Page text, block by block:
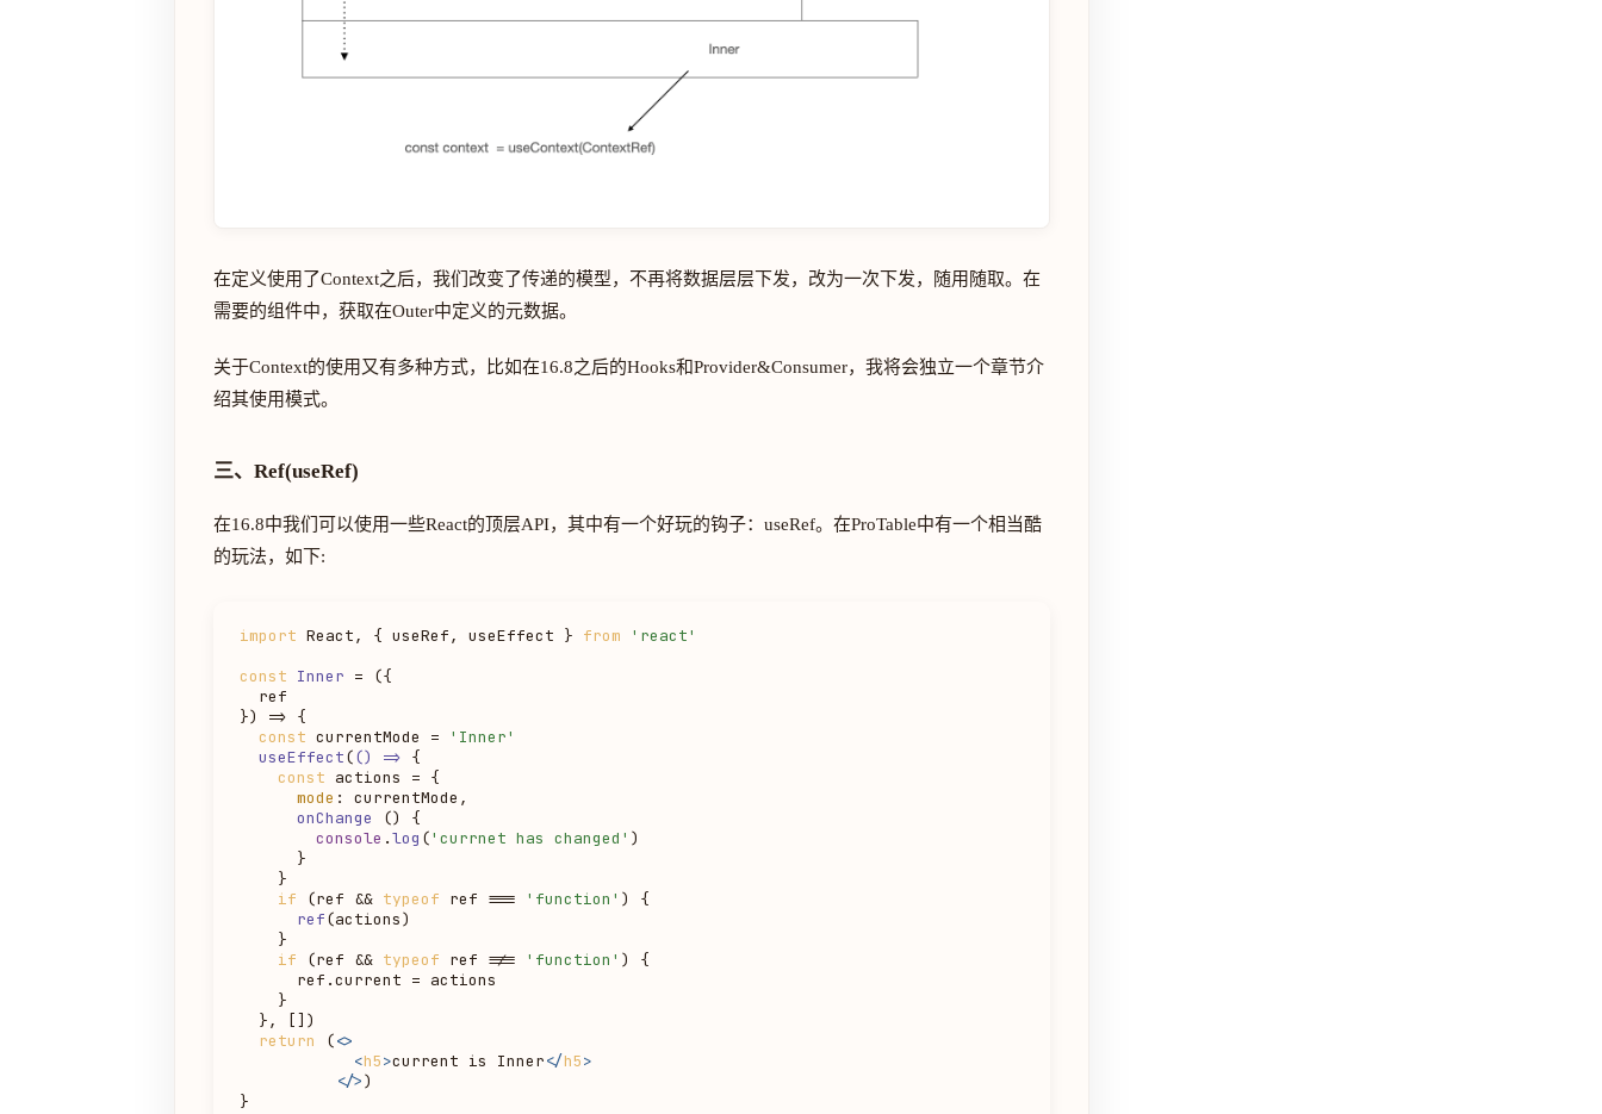
在定义使用了Context之后，我们改变了传递的模型，不再将数据层层下发，改为一次下发，随用随取。在
需要的组件中，获取在Outer中定义的元数据。
关于Context的使用又有多种方式，比如在16.8之后的Hooks和Provider&Consumer，我将会独立一个章节介
绍其使用模式。
三、Ref(useRef)
在16.8中我们可以使用一些React的顶层API，其中有一个好玩的钩子：useRef。在ProTable中有一个相当酷
的玩法，如下:
import React, { useRef, useEffect } from
'react'
const Inner = ({
  ref
}) => {
const currentMode =
'Inner'
useEffect(() =>
{
const actions = {
mode : currentMode,
onChange
() {
console .log ('currnet has changed' )
      }
    }
if (ref && typeof ref === 'function' ) {
ref(actions)
    }
if (ref && typeof ref !== 'function' ) {
      ref.
current = actions
    }
  }, [])
return
(<>
<h5>current is Inner</h5>
</>)
}